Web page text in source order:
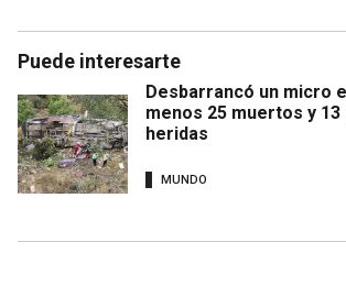
Puede interesarte
Desbarrancó un micro
menos 25 muertos y
heridas
MUNDO